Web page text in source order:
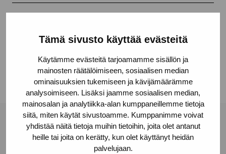
Tämä sivusto käyttää evästeitä
Käytämme evästeitä tarjoamamme sisällön ja
mainosten räätälöimiseen, sosiaalisen median
ominaisuuksien tukemiseen ja kävijämäärämme
analysoimiseen. Lisäksi jaamme sosiaalisen median,
mainosalan ja analytiikka-alan kumppaneillemme tietoja
siitä, miten käytät sivustoamme. Kumppanimme voivat
yhdistää näitä tietoja muihin tietoihin, joita olet antanut
heille tai joita on kerätty, kun olet käyttänyt heidän
palvelujaan.
Facebook
Linkedin
Stiftelsen Pro Artibus